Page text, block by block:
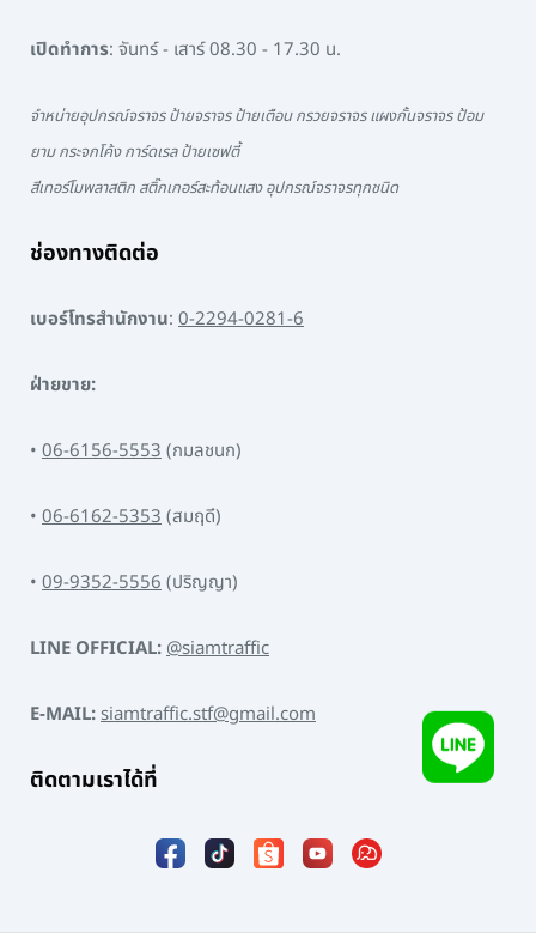
เปิดทำการ: จันทร์ - เสาร์ 08.30 - 17.30 น.
จำหน่ายอุปกรณ์จราจร ป้ายจราจร ป้ายเตือน กรวยจราจร แผงกั้นจราจร ป้อม
ยาม กระจกโค้ง การ์ดเรล ป้ายเซฟตี้
สีเทอร์โมพลาสติก สติ๊กเกอร์สะท้อนแสง อุปกรณ์จราจรทุกชนิด
ช่องทางติดต่อ
เบอร์โทรสำนักงาน: 0-2294-0281-6
ฝ่ายขาย:
• 06-6156-5553(กมลชนก)
• 06-6162-5353(สมฤดี)
• 09-9352-5556(ปริญญา)
LINE OFFICIAL:@siamtraffic
E-MAIL:siamtraffic.stf@gmail.com
ติดตามเราได้ที่